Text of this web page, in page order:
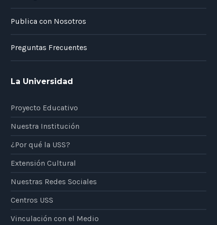
Publica con Nosotros
Preguntas Frecuentes
La Universidad
Proyecto Educativo
Nuestra Institución
¿Por qué la USS?
Extensión Cultural
Nuestras Redes Sociales
Centros USS
Vinculación con el Medio